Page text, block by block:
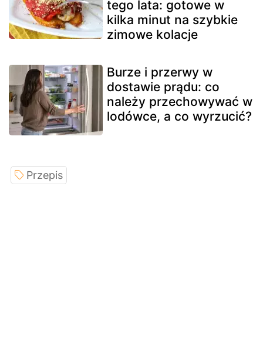
tego lata: gotowe w
kilka minut na szybkie
zimowe kolacje
Burze i przerwy w
dostawie prądu: co
należy przechowywać w
lodówce, a co wyrzucić?
Przepis